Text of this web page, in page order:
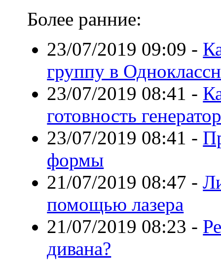
Более ранние:
23/07/2019 09:09 -
группу в
23/07/2019 08:41 -
готовность
23/07/2019 08:41 -
формы
21/07/2019 08:47 -
помощью лазера
21/07/2019 08:23 -
дивана?